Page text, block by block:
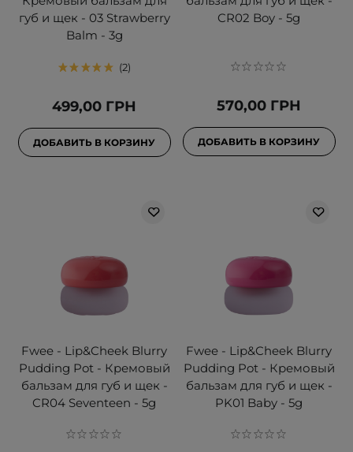
губ и щек - 03 Strawberry
Balm - 3g
2
499,00 ГРН
ДОБАВИТЬ В КОРЗИНУ
CR02 Boy - 5g
570,00 ГРН
ДОБАВИТЬ В КОРЗИНУ
Fwee - Lip&Cheek Blurry
Pudding Pot - Кремовый
бальзам для губ и щек -
CR04 Seventeen - 5g
Fwee - Lip&Cheek Blurry
Pudding Pot - Кремовый
бальзам для губ и щек -
PK01 Baby - 5g